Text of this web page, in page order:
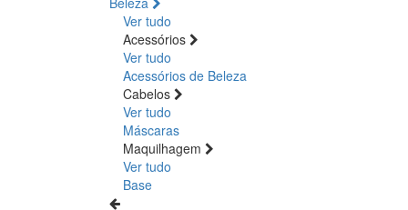
Ver tudo
Acessórios
Ver tudo
Acessórios de Beleza
Cabelos
Ver tudo
Máscaras
Maquilhagem
Ver tudo
Base